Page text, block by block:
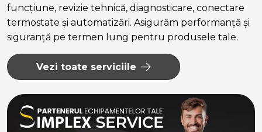
funcțiune, revizie tehnică, diagnosticare, conectare
termostate și automatizări. Asigurăm performanță și
siguranță pe termen lung pentru produsele tale.
Vezi toate serviciile